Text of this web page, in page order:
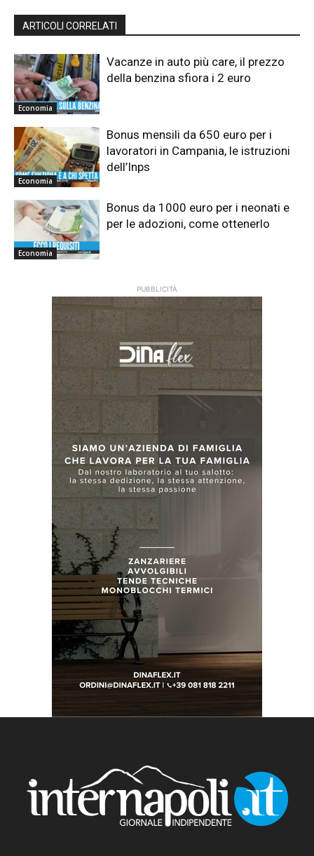
ARTICOLI CORRELATI
Economia
Vacanze in auto più care, il prezzo
della benzina sfiora i 2 euro
Economia
Bonus mensili da 650 euro per i
lavoratori in Campania, le istruzioni
dell’Inps
Economia
Bonus da 1000 euro per i neonati e
per le adozioni, come ottenerlo
PUBBLICITÀ